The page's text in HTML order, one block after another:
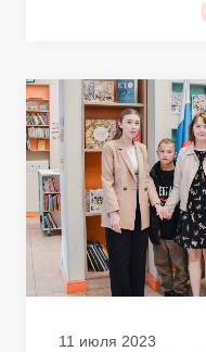
11 июля 2023